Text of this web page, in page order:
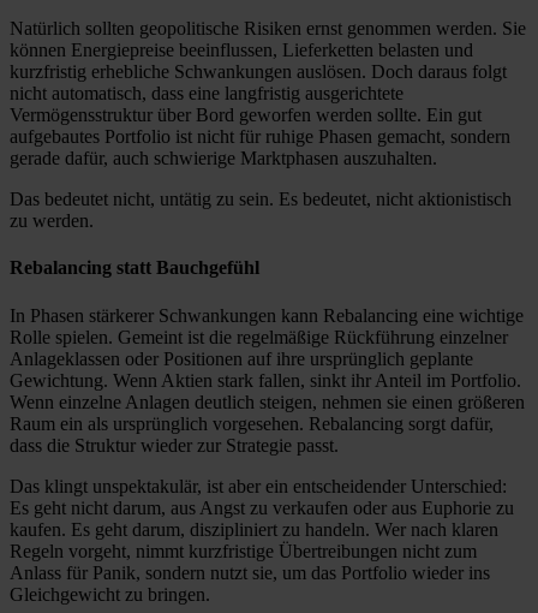
Natürlich sollten geopolitische Risiken ernst genommen werden. Sie
können Energiepreise beeinflussen, Lieferketten belasten und
kurzfristig erhebliche Schwankungen auslösen. Doch daraus folgt
nicht automatisch, dass eine langfristig ausgerichtete
Vermögensstruktur über Bord geworfen werden sollte. Ein gut
aufgebautes Portfolio ist nicht für ruhige Phasen gemacht, sondern
gerade dafür, auch schwierige Marktphasen auszuhalten.
Das bedeutet nicht, untätig zu sein. Es bedeutet, nicht aktionistisch
zu werden.
Rebalancing statt Bauchgefühl
In Phasen stärkerer Schwankungen kann Rebalancing eine wichtige
Rolle spielen. Gemeint ist die regelmäßige Rückführung einzelner
Anlageklassen oder Positionen auf ihre ursprünglich geplante
Gewichtung. Wenn Aktien stark fallen, sinkt ihr Anteil im Portfolio.
Wenn einzelne Anlagen deutlich steigen, nehmen sie einen größeren
Raum ein als ursprünglich vorgesehen. Rebalancing sorgt dafür,
dass die Struktur wieder zur Strategie passt.
Das klingt unspektakulär, ist aber ein entscheidender Unterschied:
Es geht nicht darum, aus Angst zu verkaufen oder aus Euphorie zu
kaufen. Es geht darum, diszipliniert zu handeln. Wer nach klaren
Regeln vorgeht, nimmt kurzfristige Übertreibungen nicht zum
Anlass für Panik, sondern nutzt sie, um das Portfolio wieder ins
Gleichgewicht zu bringen.